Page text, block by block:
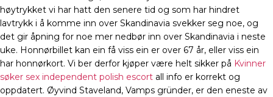
høytrykket vi har hatt den senere tid og som har hindret
lavtrykk i å komme inn over Skandinavia svekker seg noe, og
det gir åpning for noe mer nedbør inn over Skandinavia i neste
uke. Honnørbillet kan ein få viss ein er over 67 år, eller viss ein
har honnørkort. Vi ber derfor kjøper være helt sikker på Kvinner
søker sex independent polish escort all info er korrekt og
oppdatert. Øyvind Staveland, Vamps gründer, er den eneste av